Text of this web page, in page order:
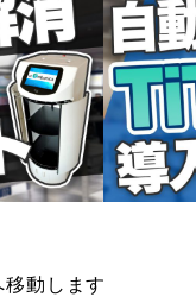
動します